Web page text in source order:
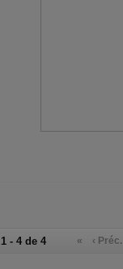
1 - 4 de 4 « ‹ Préc.